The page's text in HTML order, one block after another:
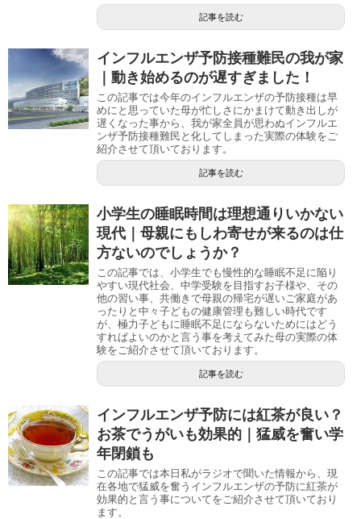
記事を読む
インフルエンザ予防接種難民の我が家
｜動き始めるのが遅すぎました！
この記事では今年のインフルエンザの予防接種は早
めにと思っていた母が忙しさにかまけて動き出しが
遅くなった事から、我が家全員が思わぬインフルエ
ンザ予防接種難民と化してしまった実際の体験をご
紹介させて頂いております。
記事を読む
小学生の睡眠時間は理想通りいかない
現代｜母親にもしわ寄せが来るのは仕
方ないのでしょうか？
この記事では、小学生でも慢性的な睡眠不足に陥り
やすい現代社会、中学受験を目指すお子様や、その
他の習い事、共働きで母親の帰宅が遅いご家庭があ
ったりと中々子どもの健康管理も難しい時代です
が、極力子どもに睡眠不足にならないためにはどう
すればよいのかと言う事を考えてみた母の実際の体
験をご紹介させて頂いております。
記事を読む
インフルエンザ予防には紅茶が良い？
お茶でうがいも効果的｜猛威を奮い学
年閉鎖も
この記事では本日私がラジオで聞いた情報から、現
在各地で猛威を奮うインフルエンザの予防に紅茶が
効果的と言う事についてをご紹介させて頂いており
ます。